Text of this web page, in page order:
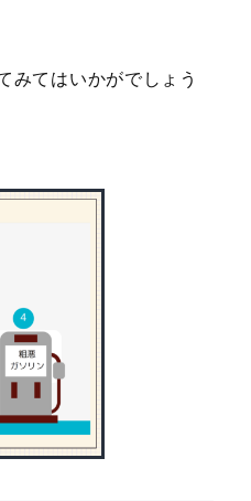
みてはいかがでしょう